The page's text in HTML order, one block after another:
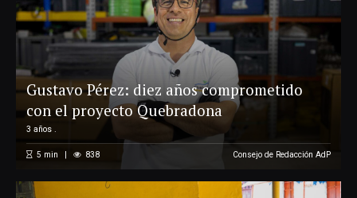
Gustavo Pérez: diez años comprometido
con el proyecto Quebradona
3 años .
5 min 838 Consejo de Redacción AdP